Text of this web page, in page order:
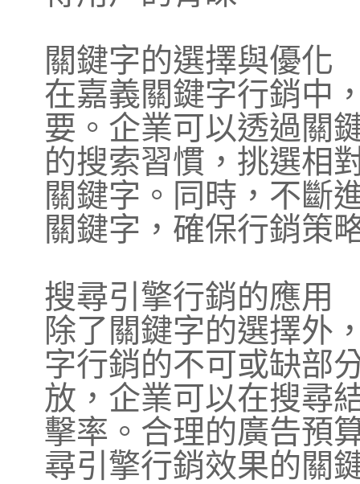
關鍵字的選擇與優化
在嘉義關鍵字行銷中
要。企業可以透過關
的搜索習慣，挑選相
關鍵字。同時，不斷
關鍵字，確保行銷策
搜尋引擎行銷的應用
除了關鍵字的選擇外
字行銷的不可或缺部
放，企業可以在搜尋
擊率。合理的廣告預
尋引擎行銷效果的關